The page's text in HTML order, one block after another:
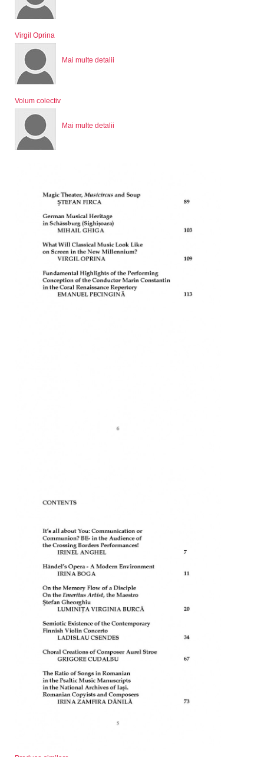
Virgil Oprina
Mai multe detalii
Volum colectiv
Mai multe detalii